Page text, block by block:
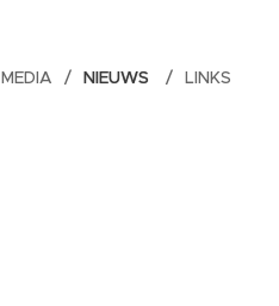
MEDIA NIEUWS LINKS